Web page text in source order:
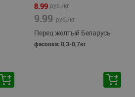
8.99 руб./кг
9.99 руб./кг
Перец желтый Беларусь
фасовка: 0,3-0,7кг